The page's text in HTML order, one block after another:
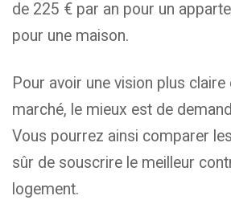
de 225 € par an pour un
pour une maison.
Pour avoir une vision plus
marché, le mieux est de
Vous pourrez ainsi comparer
sûr de souscrire le meilleur
logement.